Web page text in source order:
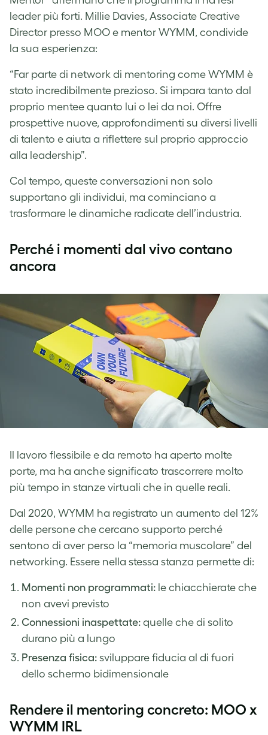
leader più forti. Millie Davies, Associate Creative
Director presso MOO e mentor WYMM, condivide
la sua esperienza:
“Far parte di network di mentoring come WYMM è
stato incredibilmente prezioso. Si impara tanto dal
proprio mentee quanto lui o lei da noi. Offre
prospettive nuove, approfondimenti su diversi livelli
di talento e aiuta a riflettere sul proprio approccio
alla leadership”.
Col tempo, queste conversazioni non solo
supportano gli individui, ma cominciano a
trasformare le dinamiche radicate dell’industria.
Perché i momenti dal vivo contano
ancora
Il lavoro flessibile e da remoto ha aperto molte
porte, ma ha anche significato trascorrere molto
più tempo in stanze virtuali che in quelle reali.
Dal 2020, WYMM ha registrato un aumento del 12%
delle persone che cercano supporto perché
sentono di aver perso la “memoria muscolare” del
networking. Essere nella stessa stanza permette di:
Momenti non programmati: le chiacchierate che
non avevi previsto
Connessioni inaspettate: quelle che di solito
durano più a lungo
Presenza fisica: sviluppare fiducia al di fuori
dello schermo bidimensionale
Rendere il mentoring concreto: MOO x
WYMM IRL